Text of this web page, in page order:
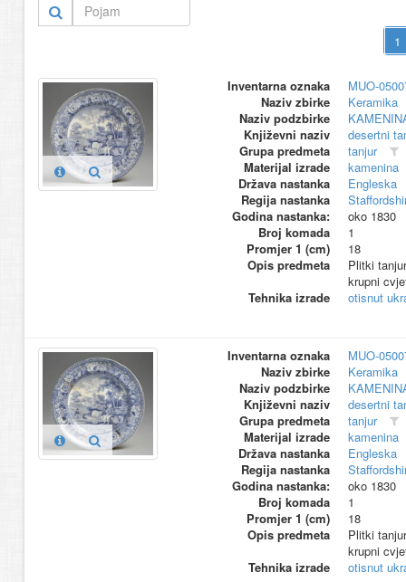
Inventarna oznaka
MUO-
Naziv zbirke
Keramika
Naziv podzbirke
Književni naziv
desertni
Grupa predmeta
tanjur
Materijal izrade
kamenina
Država nastanka
Engleska
Regija nastanka
Godina nastanka:
oko 1830
Broj komada
1
Promjer 1 (cm)
18
Opis predmeta
Plitki
krupni
Tehnika izrade
otisnut
Inventarna oznaka
MUO-
Naziv zbirke
Keramika
Naziv podzbirke
Književni naziv
desertni
Grupa predmeta
tanjur
Materijal izrade
kamenina
Država nastanka
Engleska
Regija nastanka
Godina nastanka:
oko 1830
Broj komada
1
Promjer 1 (cm)
18
Opis predmeta
Plitki
krupni
Tehnika izrade
otisnut